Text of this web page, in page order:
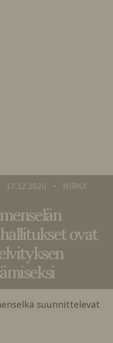
17.12.2020 •
MIRKA
ovat
suunnittelevat